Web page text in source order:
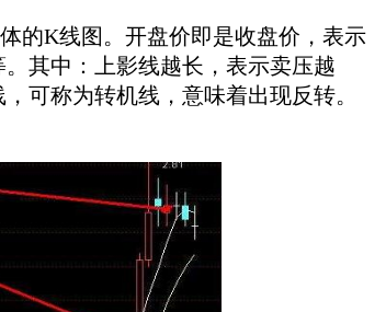
K线图。开盘价即是收盘价，表示
其中：上影线越长，表示卖压越
可称为转机线，意味着出现反转。